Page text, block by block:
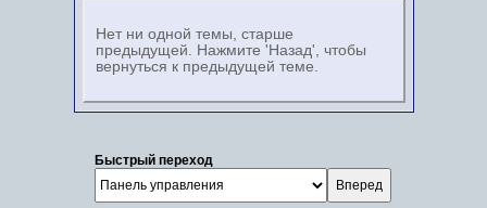
Нет ни одной темы, старше
предыдущей. Нажмите 'Назад', чтобы
вернуться к предыдущей теме.
Быстрый переход